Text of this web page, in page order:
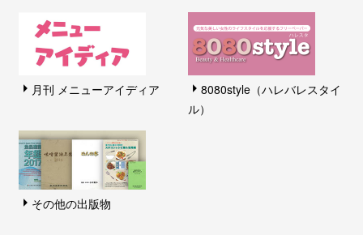
月刊 メニューアイディア
8080style（ハレバレスタイ
ル）
その他の出版物